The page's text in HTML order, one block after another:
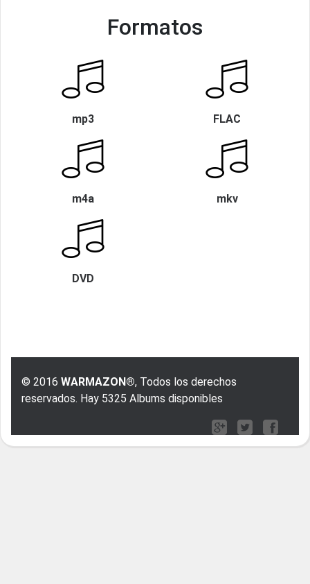
Formatos
mp3 FLAC
m4a mkv
DVD
© 2016 WARMAZON®, Todos los derechos
reservados. Hay 5325 Albums disponibles